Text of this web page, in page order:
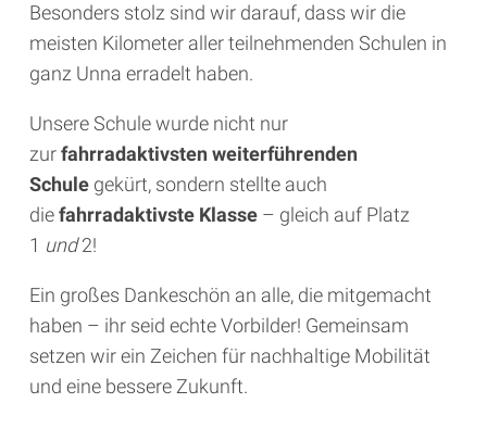
Besonders stolz sind wir darauf, dass wir die
meisten Kilometer aller teilnehmenden Schulen in
ganz Unna erradelt haben.
Unsere Schule wurde nicht nur
zurfahrradaktivsten weiterführenden
Schule gekürt, sondern stellte auch
diefahrradaktivste Klasse – gleich auf Platz
1 und2!
Ein großes Dankeschön an alle, die mitgemacht
haben – ihr seid echte Vorbilder! Gemeinsam
setzen wir ein Zeichen für nachhaltige Mobilität
und eine bessere Zukunft.